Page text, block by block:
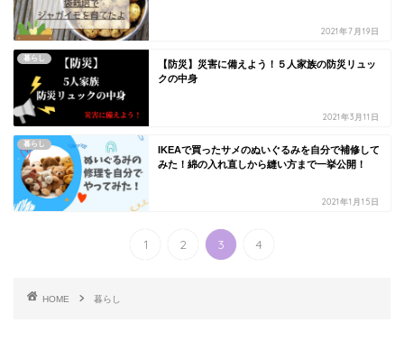
2021年7月19日
暮らし
【防災】災害に備えよう！５人家族の防災リュッ
クの中身
2021年3月11日
暮らし
IKEAで買ったサメのぬいぐるみを自分で補修して
みた！綿の入れ直しから縫い方まで一挙公開！
2021年1月15日
1 2 3 4
HOME 暮らし